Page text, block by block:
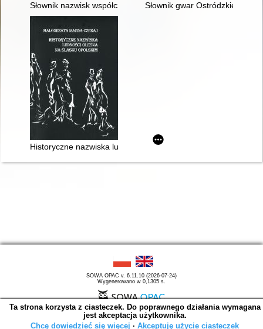
Słownik nazwisk współcześnie w Polsce używanych. T. 5,
Słownik gwar Ostródzkiego,
Historyczne nazwiska ludności Olesna na Śląsku Opolskim
SOWA OPAC v. 6.11.10 (2026-07-24)
Wygenerowano w 0,1305 s.
Ta strona korzysta z ciasteczek. Do poprawnego działania wymagana
jest akceptacja użytkownika.
Chcę dowiedzieć się więcej ∙ Akceptuję użycie ciasteczek